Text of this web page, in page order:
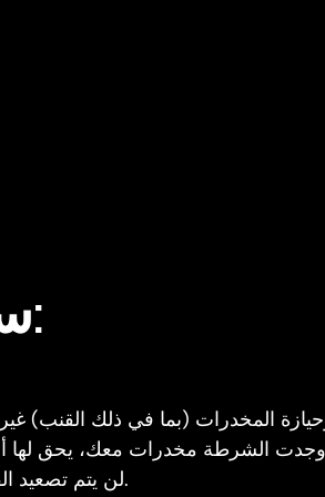
سياسة المخدرات الهولندية:
المخدرات (بما في ذلك القنب)
وجدت الشرطة مخدرات معك، يحق لها
لن يتم تصعيد القضية إلى المحكمة ولن تضطر لدفع غرامة أو الذهاب إلى السجن.